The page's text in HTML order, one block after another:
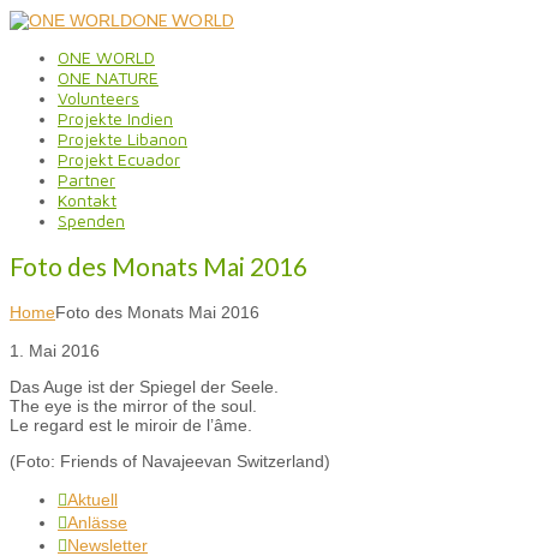
ONE WORLD
ONE WORLD
ONE NATURE
Volunteers
Projekte Indien
Projekte Libanon
Projekt Ecuador
Partner
Kontakt
Spenden
Foto des Monats Mai 2016
HomeFoto des Monats Mai 2016
1. Mai 2016
Das Auge ist der Spiegel der Seele.
The eye is the mirror of the soul.
Le regard est le miroir de l’âme.
(Foto: Friends of Navajeevan Switzerland)
Aktuell
Anlässe
Newsletter